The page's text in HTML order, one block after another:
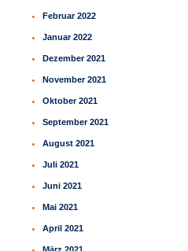
Februar 2022
Januar 2022
Dezember 2021
November 2021
Oktober 2021
September 2021
August 2021
Juli 2021
Juni 2021
Mai 2021
April 2021
März 2021